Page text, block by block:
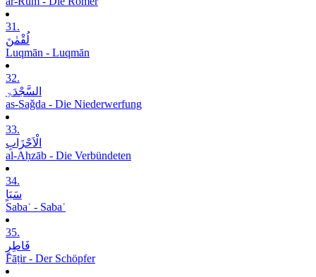
31.
لُقْمٰنَ
Luqmān - Luqmān
32.
السَّجْدَۃِ
as-Saǧda - Die Niederwerfung
33.
الْاَحْزَابِ
al-Aḥzāb - Die Verbündeten
34.
سَبَاٍ
Sabaʾ - Sabaʾ
35.
فَاطِرٍ
Fāṭir - Der Schöpfer